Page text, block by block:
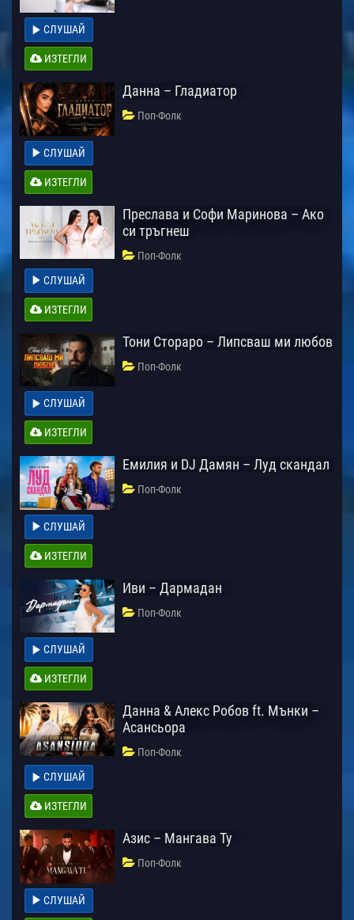
СЛУШАЙ
ИЗТЕГЛИ
Данна – Гладиатор
Поп-Фолк
СЛУШАЙ
ИЗТЕГЛИ
Преслава и Софи Маринова – Ако
си тръгнеш
Поп-Фолк
СЛУШАЙ
ИЗТЕГЛИ
Тони Стораро – Липсваш ми любов
Поп-Фолк
СЛУШАЙ
ИЗТЕГЛИ
Емилия и DJ Дамян – Луд скандал
Поп-Фолк
СЛУШАЙ
ИЗТЕГЛИ
Иви – Дармадан
Поп-Фолк
СЛУШАЙ
ИЗТЕГЛИ
Данна & Алекс Робов ft. Мънки –
Асансьора
Поп-Фолк
СЛУШАЙ
ИЗТЕГЛИ
Азис – Мангава Ту
Поп-Фолк
СЛУШАЙ